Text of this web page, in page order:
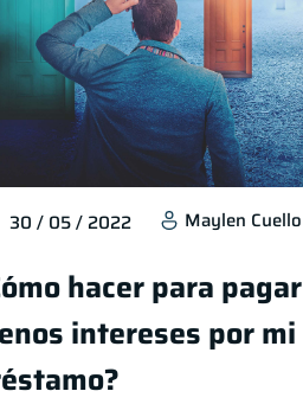
30 / 05 / 2022 Maylen Cuello
hacer para pagar
intereses por mi